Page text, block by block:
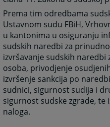
Prema tim odredbama
Ustavnom sudu FBiH,
u kantonima u osiguranju
sudskih naredbi za
izvršavanje sudskih
osoba, privodjenje
izvršenje sankcija po
sudnici, sigurnost sudija i
sigurnost sudske zgrade, te
naloga.